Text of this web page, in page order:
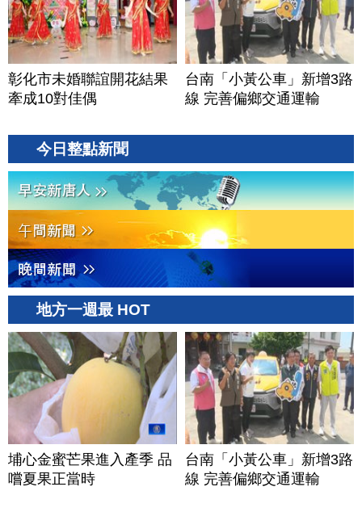
彰化市未婚聯誼開花結果
牽成10對佳偶
台南「小黃公車」新增3路
線 完善偏鄉交通運輸
今日整點新聞
地方一週最 HOT
埔心金蜜芒果進入產季 品
嚐夏果正當時
台南「小黃公車」新增3路
線 完善偏鄉交通運輸